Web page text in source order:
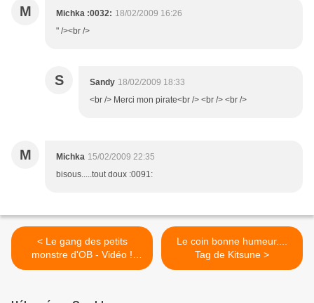
M Michka :0032: 18/02/2009 16:26
" /><br />
S Sandy 18/02/2009 18:33
<br /> Merci mon pirate<br /> <br /> <br />
M Michka 15/02/2009 22:35
bisous.....tout doux :0091:
< Le gang des petits
monstre d'OB - Vidéo !
(réédition)
Le coin bonne humeur....
Tag de Kitsune >